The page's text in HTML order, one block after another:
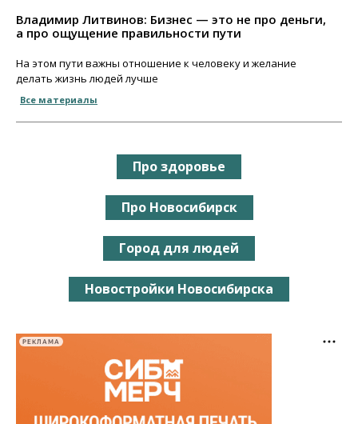
Владимир Литвинов: Бизнес — это не про деньги,
а про ощущение правильности пути
На этом пути важны отношение к человеку и желание
делать жизнь людей лучше
Все материалы
Про здоровье
Про Новосибирск
Город для людей
Новостройки Новосибирска
РЕКЛАМА